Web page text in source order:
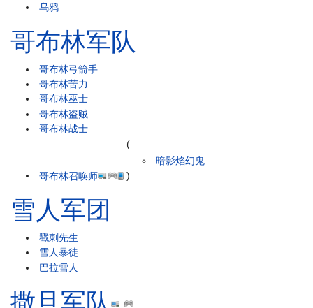
乌鸦
哥布林军队
哥布林弓箭手
哥布林苦力
哥布林巫士
哥布林盗贼
哥布林战士
哥布林召唤师
(
暗影焰幻鬼
)
雪人军团
戳刺先生
雪人暴徒
巴拉雪人
撒旦军队